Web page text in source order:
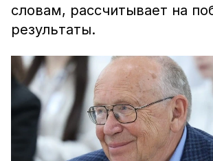
словам, рассчитывает на
результаты.